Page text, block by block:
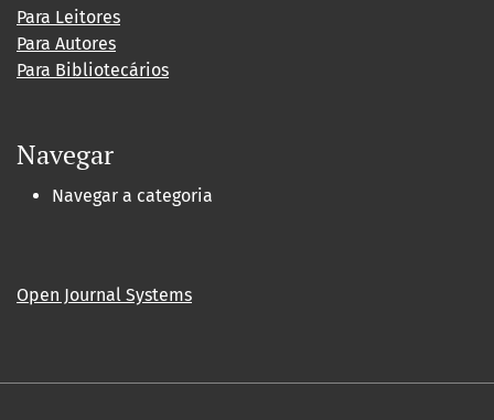
Para Leitores
Para Autores
Para Bibliotecários
Navegar
Navegar a categoria
Open Journal Systems